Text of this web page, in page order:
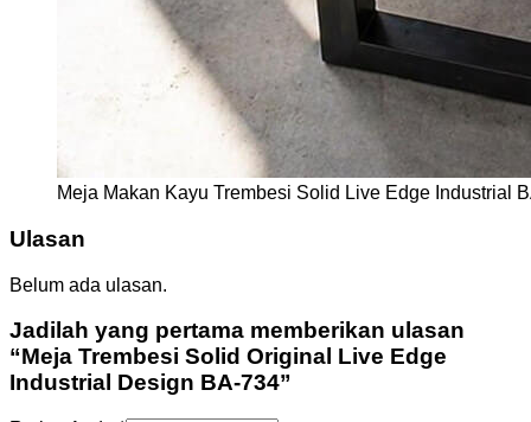
Meja Makan Kayu Trembesi Solid Live Edge Industrial
Ulasan
Belum ada ulasan.
Jadilah yang pertama memberikan ulasan
“Meja Trembesi Solid Original Live Edge
Industrial Design BA-734”